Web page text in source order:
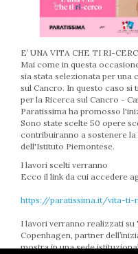
E’ UNA VITA CHE TI RI-
Mai come in questa
sia stata selezionata per una
sul Cancro. In questo caso si
per la Ricerca sul Cancro -
Paratissima ha promosso
Sono state scelte 50 opere
contribuiranno a sostenere
dell'Istituto Piemontese.
I lavori scelti verranno
Ecco il link da cui accedere
https://paratissima.it/vita-
I lavori verranno realizzati
Copenhagen, partner
mostra in una sede